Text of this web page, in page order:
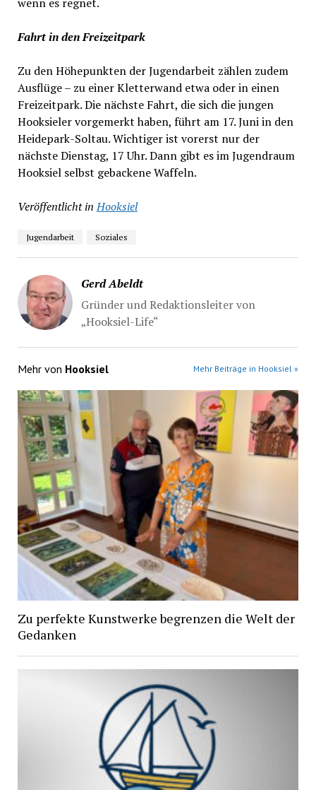
Fahrt in den Freizeitpark
Zu den Höhepunkten der Jugendarbeit zählen zudem
Ausflüge – zu einer Kletterwand etwa oder in einen
Freizeitpark. Die nächste Fahrt, die sich die jungen
Hooksieler vorgemerkt haben, führt am 17. Juni in den
Heidepark-Soltau. Wichtiger ist vorerst nur der
nächste Dienstag, 17 Uhr. Dann gibt es im Jugendraum
Hooksiel selbst gebackene Waffeln.
Veröffentlicht in Hooksiel
Jugendarbeit Soziales
Gerd Abeldt
Gründer und Redaktionsleiter von
„Hooksiel-Life“
Mehr von Hooksiel Mehr Beiträge in Hooksiel »
Zu perfekte Kunstwerke begrenzen die Welt der
Gedanken